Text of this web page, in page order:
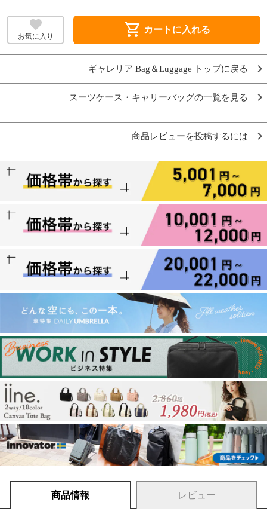
お気に入り shopping_cart カートに入れる
ギャレリア Bag＆Luggage トップに戻る
スーツケース・キャリーバッグの一覧を見る
商品レビューを投稿するには
商品情報 レビュー